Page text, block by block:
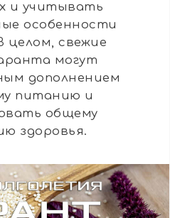
и учитывать
особенности
целом, свежие
могут
дополнением
питанию и
общему
здоровья.